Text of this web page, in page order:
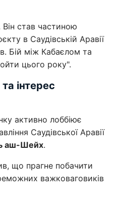
Він став частиною
в Саудівській Аравії
Бій між Кабаєлом та
цього року".
інтерес
активно лоббіює
Саудівської Аравії
аш-Шейх.
що прагне побачити
важковаговиків